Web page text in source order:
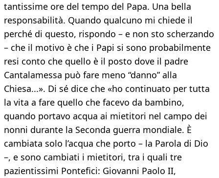
tantissime ore del tempo del Papa. Una bella
responsabilità. Quando qualcuno mi chiede il
perché di questo, rispondo – e non sto scherzando
– che il motivo è che i Papi si sono probabilmente
resi conto che quello è il posto dove il padre
Cantalamessa può fare meno “danno” alla
Chiesa...». Di sé dice che «ho continuato per tutta
la vita a fare quello che facevo da bambino,
quando portavo acqua ai mietitori nel campo dei
nonni durante la Seconda guerra mondiale. È
cambiata solo l’acqua che porto – la Parola di Dio
–, e sono cambiati i mietitori, tra i quali tre
pazientissimi Pontefici: Giovanni Paolo II,